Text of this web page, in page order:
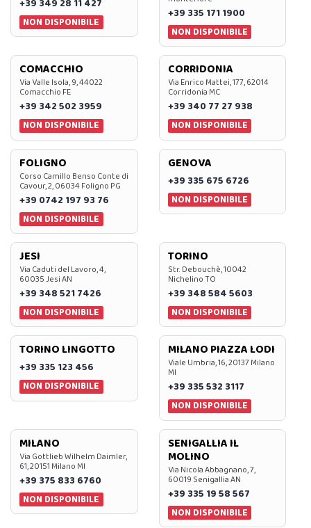
+39 349 28 11 427
NON DISPONIBILE
+39 335 171 1900
NON DISPONIBILE
COMACCHIO
Via Valle Isola, 9, 44022
Comacchio FE
+39 342 502 3959
NON DISPONIBILE
CORRIDONIA
Via Enrico Mattei, 177, 62014
Corridonia MC
+39 340 77 27 938
NON DISPONIBILE
FOLIGNO
Corso Camillo Benso Conte di
Cavour, 2, 06034 Foligno PG
+39 0742 197 93 76
NON DISPONIBILE
GENOVA
+39 335 675 6726
NON DISPONIBILE
JESI
Via Caduti del Lavoro, 4,
60035 Jesi AN
+39 348 521 7426
NON DISPONIBILE
TORINO
Str. Debouchè, 10042
Nichelino TO
+39 348 584 5603
NON DISPONIBILE
TORINO LINGOTTO
+39 335 123 456
NON DISPONIBILE
MILANO PIAZZA LODI
Viale Umbria, 16, 20137 Milano
MI
+39 335 532 3117
NON DISPONIBILE
MILANO
Via Gottlieb Wilhelm Daimler,
61, 20151 Milano MI
+39 375 833 6760
NON DISPONIBILE
SENIGALLIA IL
MOLINO
Via Nicola Abbagnano, 7,
60019 Senigallia AN
+39 335 19 58 567
NON DISPONIBILE